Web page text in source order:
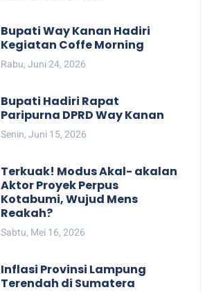
Bupati Way Kanan Hadiri
Kegiatan Coffe Morning
Rabu, Juni 24, 2026
Bupati Hadiri Rapat
Paripurna DPRD Way Kanan
Senin, Juni 15, 2026
Terkuak! Modus Akal- akalan
Aktor Proyek Perpus
Kotabumi, Wujud Mens
Reakah?
Sabtu, Mei 16, 2026
Inflasi Provinsi Lampung
Terendah di Sumatera